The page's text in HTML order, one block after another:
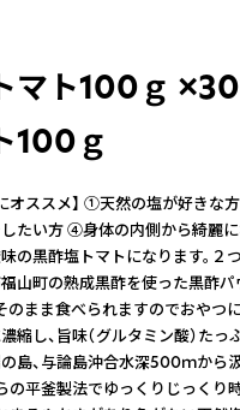
マト100ｇ ×30
100ｇ
オススメ】 ①天然の塩が好き
たい方 ④身体の内側から綺麗に
の黒酢塩トマトになります。２
山町の熟成黒酢を使った黒酢
のまま食べられますのでおやつ
縮し、旨味（グルタミン酸）たっ
島、与論島沖合水深500ｍから
の平釜製法でゆっくりじっくり